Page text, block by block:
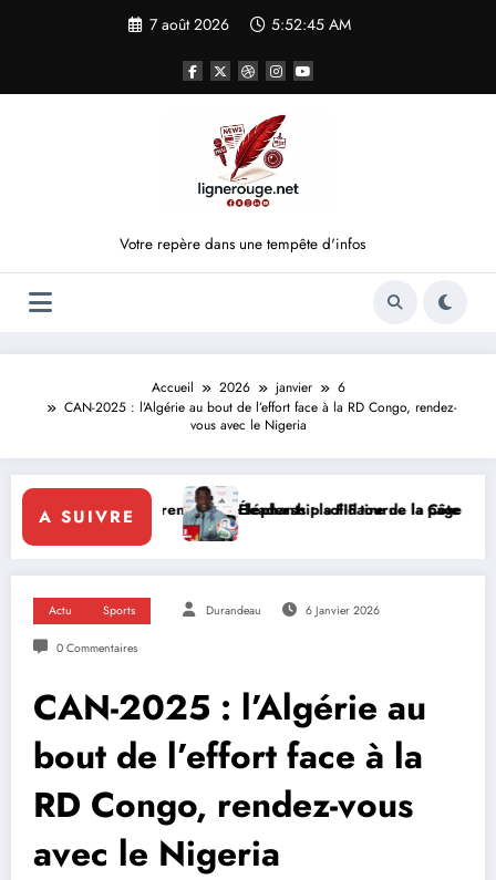
7 août 2026 5:52:45 AM
Votre repère dans une tempête d'infos
Accueil 2026 janvier
6
CAN-2025 : l’Algérie au bout de l’effort face à la RD Congo, rendez-
vous avec le Nigeria
A SUIVRE
renforce le leadership solidaire de la Côte d’Ivoire en Afrique
Éléphants : la FIF tourne la page Emerse Faé
Actu Sports Durandeau 6 Janvier 2026
0 Commentaires
CAN-2025 : l’Algérie au
bout de l’effort face à la
RD Congo, rendez-vous
avec le Nigeria